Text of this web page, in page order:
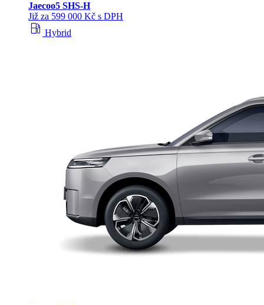
Jaecoo5 SHS-H
Již za 599 000 Kč s DPH
local_gas_station Hybrid